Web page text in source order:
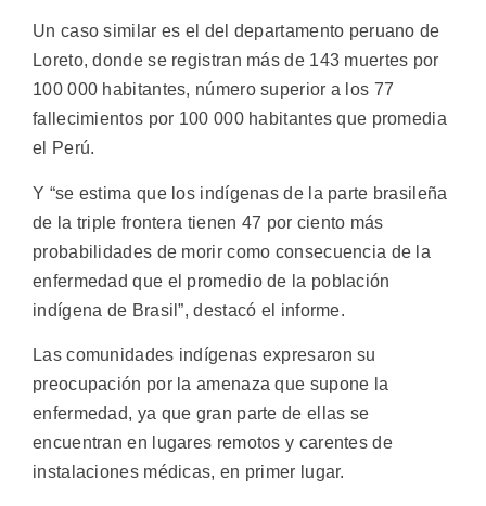
Un caso similar es el del departamento peruano de
Loreto, donde se registran más de 143 muertes por
100 000 habitantes, número superior a los 77
fallecimientos por 100 000 habitantes que promedia
el Perú.
Y “se estima que los indígenas de la parte brasileña
de la triple frontera tienen 47 por ciento más
probabilidades de morir como consecuencia de la
enfermedad que el promedio de la población
indígena de Brasil”, destacó el informe.
Las comunidades indígenas expresaron su
preocupación por la amenaza que supone la
enfermedad, ya que gran parte de ellas se
encuentran en lugares remotos y carentes de
instalaciones médicas, en primer lugar.